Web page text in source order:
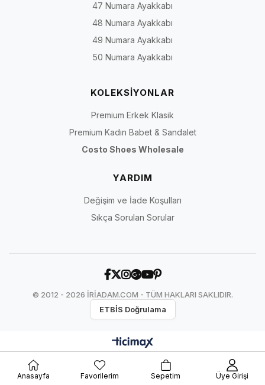
47 Numara Ayakkabı
48 Numara Ayakkabı
49 Numara Ayakkabı
50 Numara Ayakkabı
KOLEKSİYONLAR
Premium Erkek Klasik
Premium Kadın Babet & Sandalet
Costo Shoes Wholesale
YARDIM
Değişim ve İade Koşulları
Sıkça Sorulan Sorular
© 2012 - 2026 İRİADAM.COM - TÜM HAKLARI SAKLIDIR.
ETBİS Doğrulama
Anasayfa Favorilerim Sepetim Üye Girişi